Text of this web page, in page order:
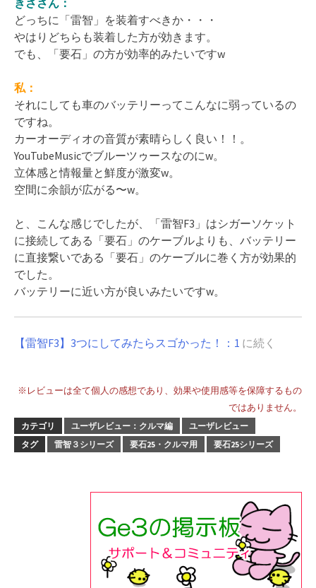
きささん：
どっちに「雷智」を装着すべきか・・・
やはりどちらも装着した方が効きます。
でも、「要石」の方が効率的みたいですw
私：
それにしても車のバッテリーってこんなに弱っているの
ですね。
カーオーディオの音質が素晴らしく良い！！。
YouTubeMusicでブルーツゥースなのにw。
立体感と情報量と鮮度が激変w。
空間に余韻が広がる〜w。
と、こんな感じでしたが、「雷智F3」はシガーソケット
に接続してある「要石」のケーブルよりも、バッテリー
に直接繋いである「要石」のケーブルに巻く方が効果的
でした。
バッテリーに近い方が良いみたいですw。
【雷智F3】3つにしてみたらスゴかった！：1 に続く
※レビューは全て個人の感想であり、効果や使用感等を保障するもの
ではありません。
カテゴリ ユーザレビュー：クルマ編
ユーザレビュー
タグ
雷智３シリーズ 要石25・クルマ用 要石25シリーズ